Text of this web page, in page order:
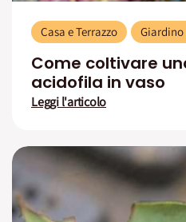
Casa e Terrazzo Giardino
Come coltivare
acidofila in vaso
Leggi l'articolo